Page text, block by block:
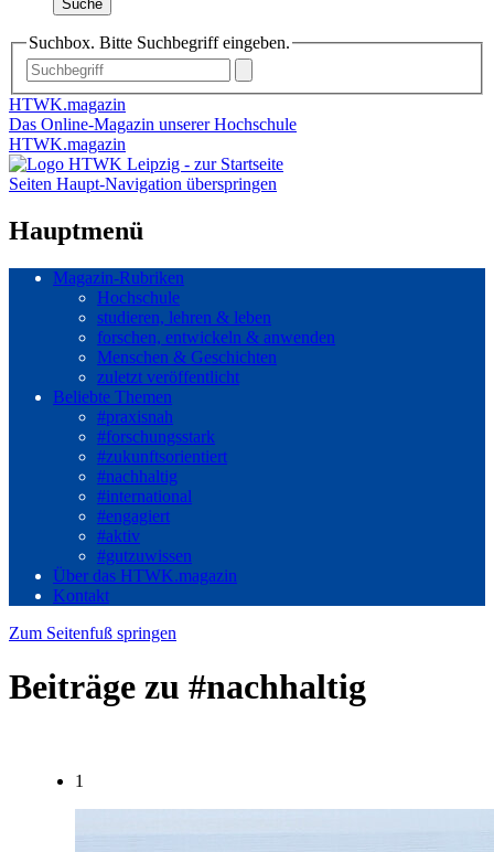
Suche
Suchbox. Bitte Suchbegriff eingeben.
HTWK.magazin
Das Online-Magazin unserer Hochschule
HTWK.magazin
Seiten Haupt-Navigation überspringen
Hauptmenü
Magazin-Rubriken
Hochschule
studieren, lehren & leben
forschen, entwickeln & anwenden
Menschen & Geschichten
zuletzt veröffentlicht
Beliebte Themen
#praxisnah
#forschungsstark
#zukunftsorientiert
#nachhaltig
#international
#engagiert
#aktiv
#gutzuwissen
Über das HTWK.magazin
Kontakt
Zum Seitenfuß springen
Beiträge zu #nachhaltig
1